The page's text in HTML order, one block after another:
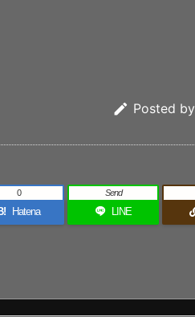
 Posted by
Hatena
0
LINE
Send